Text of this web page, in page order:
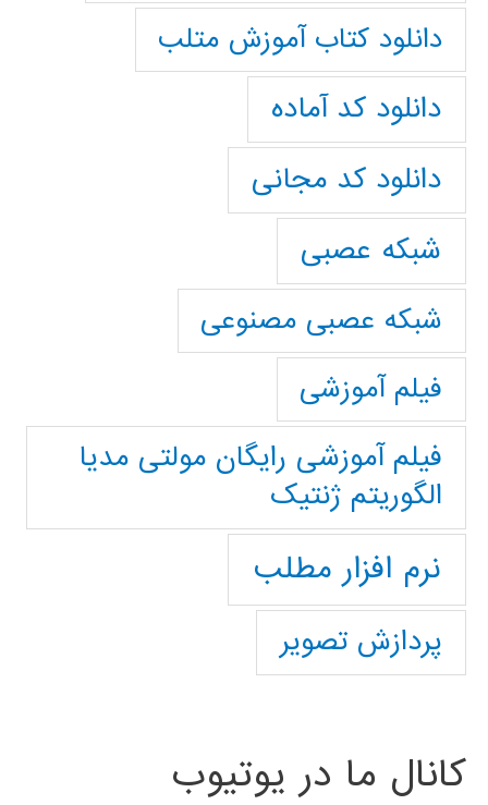
دانلود کتاب آموزش متلب
دانلود کد آماده
دانلود کد مجانی
شبکه عصبی
شبکه عصبی مصنوعی
فیلم آموزشی
فیلم آموزشی رایگان مولتی مدیا
الگوریتم ژنتیک
نرم افزار مطلب
پردازش تصویر
کانال ما در یوتیوب